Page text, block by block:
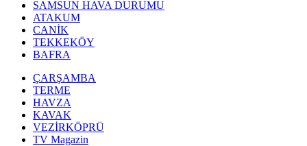
SAMSUN HAVA DURUMU
ATAKUM
CANİK
TEKKEKÖY
BAFRA
ÇARŞAMBA
TERME
HAVZA
KAVAK
VEZİRKÖPRÜ
TV Magazin